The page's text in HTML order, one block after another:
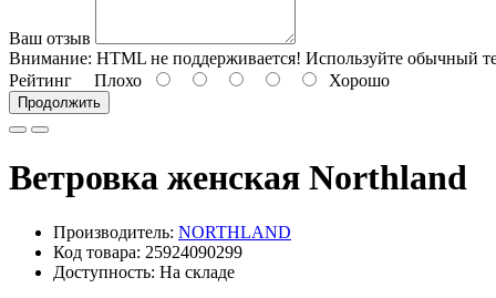
Ваш отзыв
Внимание: HTML не поддерживается! Используйте обычный
Рейтинг Плохо Хорошо
Продолжить
Ветровка женская Northland
Производитель: NORTHLAND
Код товара: 25924090299
Доступность: На складе